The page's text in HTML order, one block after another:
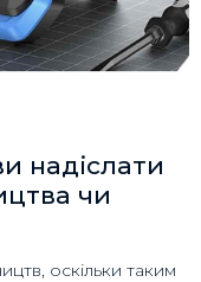
надіслати
чи
оскільки таким